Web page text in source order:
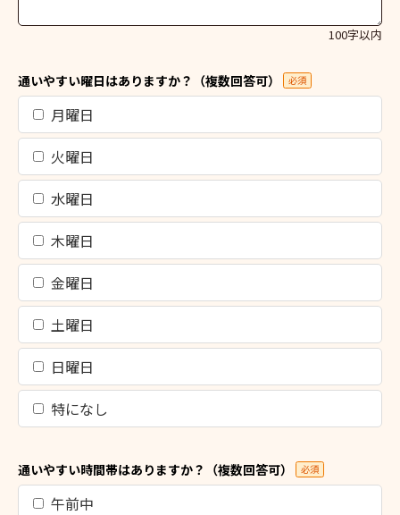
100字以内
通いやすい曜日はありますか？（複数回答可） 必須
月曜日
火曜日
水曜日
木曜日
金曜日
土曜日
日曜日
特になし
通いやすい時間帯はありますか？（複数回答可） 必須
午前中